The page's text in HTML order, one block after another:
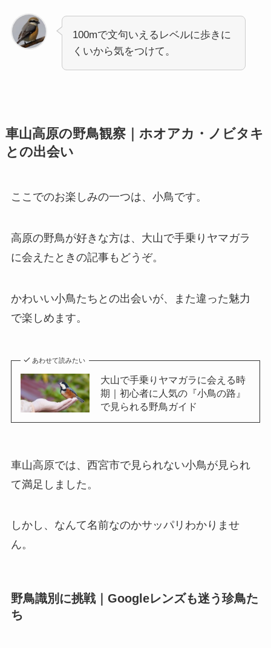
100mで文句いえるレベルに歩きに
くいから気をつけて。
車山高原の野鳥観察｜ホオアカ・ノビタキ
との出会い
ここでのお楽しみの一つは、小鳥です。
高原の野鳥が好きな方は、大山で手乗りヤマガラ
に会えたときの記事もどうぞ。
かわいい小鳥たちとの出会いが、また違った魅力
で楽しめます。
あわせて読みたい
大山で手乗りヤマガラに会える時
期｜初心者に人気の『小鳥の路』
で見られる野鳥ガイド
車山高原では、西宮市で見られない小鳥が見られ
て満足しました。
しかし、なんて名前なのかサッパリわかりませ
ん。
野鳥識別に挑戦｜Googleレンズも迷う珍鳥た
ち